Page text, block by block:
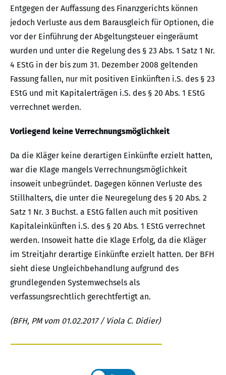
Entgegen der Auffassung des Finanzgerichts können
jedoch Verluste aus dem Barausgleich für Optionen, die
vor der Einführung der Abgeltungsteuer eingeräumt
wurden und unter die Regelung des § 23 Abs. 1 Satz 1 Nr.
4 EStG in der bis zum 31. Dezember 2008 geltenden
Fassung fallen, nur mit positiven Einkünften i.S. des § 23
EStG und mit Kapitalerträgen i.S. des § 20 Abs. 1 EStG
verrechnet werden.
Vorliegend keine Verrechnungsmöglichkeit
Da die Kläger keine derartigen Einkünfte erzielt hatten,
war die Klage mangels Verrechnungsmöglichkeit
insoweit unbegründet. Dagegen können Verluste des
Stillhalters, die unter die Neuregelung des § 20 Abs. 2
Satz 1 Nr. 3 Buchst. a EStG fallen auch mit positiven
Kapitaleinkünften i.S. des § 20 Abs. 1 EStG verrechnet
werden. Insoweit hatte die Klage Erfolg, da die Kläger
im Streitjahr derartige Einkünfte erzielt hatten. Der BFH
sieht diese Ungleichbehandlung aufgrund des
grundlegenden Systemwechsels als
verfassungsrechtlich gerechtfertigt an.
(BFH, PM vom 01.02.2017 / Viola C. Didier)